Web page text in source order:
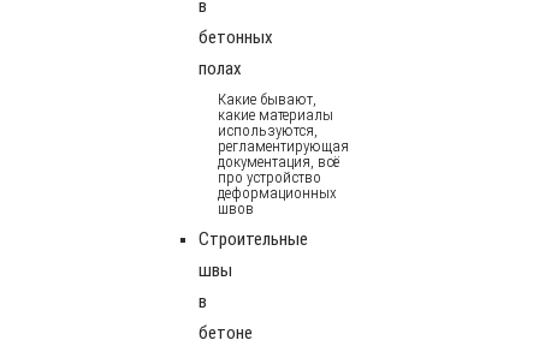
в
бетонных
полах
Какие бывают,
какие материалы
используются,
регламентирующая
документация, всё
про устройство
деформационных
швов
Строительные
швы
в
бетоне